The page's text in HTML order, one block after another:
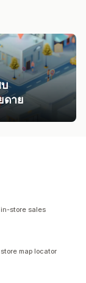
ดาย
store sales
map locator